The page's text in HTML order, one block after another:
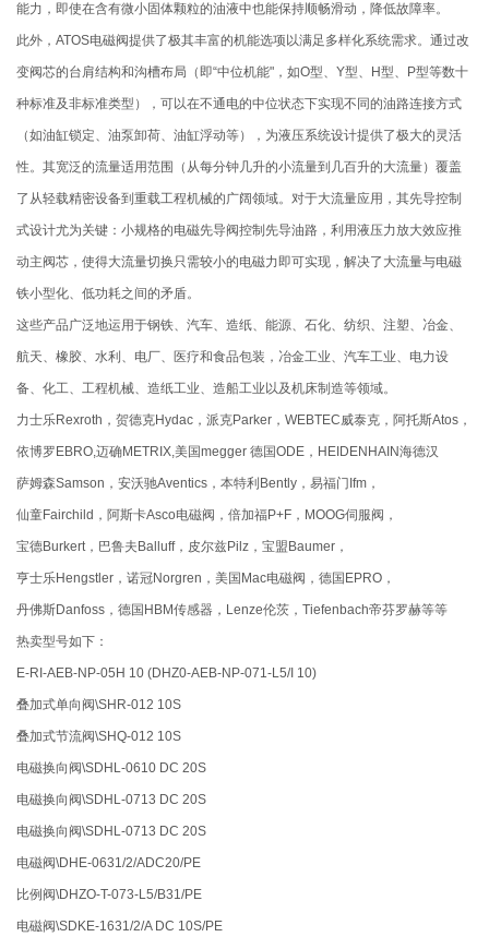
能力，即使在含有微小固体颗粒的油液中也能保持顺畅滑动，降低故障率。
此外，ATOS电磁阀提供了极其丰富的机能选项以满足多样化系统需求。通过改
变阀芯的台肩结构和沟槽布局（即“中位机能"，如O型、Y型、H型、P型等数十
种标准及非标准类型），可以在不通电的中位状态下实现不同的油路连接方式
（如油缸锁定、油泵卸荷、油缸浮动等），为液压系统设计提供了极大的灵活
性。其宽泛的流量适用范围（从每分钟几升的小流量到几百升的大流量）覆盖
了从轻载精密设备到重载工程机械的广阔领域。对于大流量应用，其先导控制
式设计尤为关键：小规格的电磁先导阀控制先导油路，利用液压力放大效应推
动主阀芯，使得大流量切换只需较小的电磁力即可实现，解决了大流量与电磁
铁小型化、低功耗之间的矛盾。
这些产品广泛地运用于钢铁、汽车、造纸、能源、石化、纺织、注塑、冶金、
航天、橡胶、水利、电厂、医疗和食品包装，冶金工业、汽车工业、电力设
备、化工、工程机械、造纸工业、造船工业以及机床制造等领域。
力士乐Rexroth，贺德克Hydac，派克Parker，WEBTEC威泰克，阿托斯Atos，
依博罗EBRO,迈确METRIX,美国megger 德国ODE，HEIDENHAIN海德汉
萨姆森Samson，安沃驰Aventics，本特利Bently，易福门Ifm，
仙童Fairchild，阿斯卡Asco电磁阀，倍加福P+F，MOOG伺服阀，
宝德Burkert，巴鲁夫Balluff，皮尔兹Pilz，宝盟Baumer，
亨士乐Hengstler，诺冠Norgren，美国Mac电磁阀，德国EPRO，
丹佛斯Danfoss，德国HBM传感器，Lenze伦茨，Tiefenbach帝芬罗赫等等
热卖型号如下：
E-RI-AEB-NP-05H 10 (DHZ0-AEB-NP-071-L5/I 10)
叠加式单向阀\SHR-012 10S
叠加式节流阀\SHQ-012 10S
电磁换向阀\SDHL-0610 DC 20S
电磁换向阀\SDHL-0713 DC 20S
电磁换向阀\SDHL-0713 DC 20S
电磁阀\DHE-0631/2/ADC20/PE
比例阀\DHZO-T-073-L5/B31/PE
电磁阀\SDKE-1631/2/A DC 10S/PE